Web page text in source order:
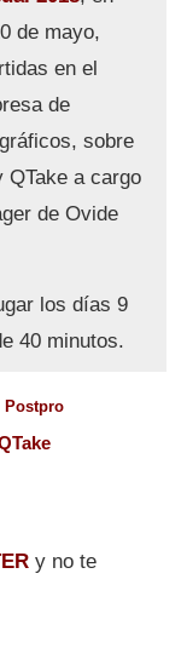
de mayo,
en el
de
sobre
QTake a cargo
de Ovide
los días 9
40 minutos.
Postpro
y no te